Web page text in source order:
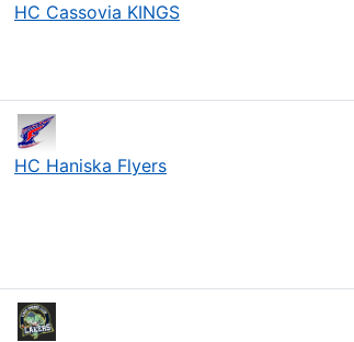
HC Cassovia KINGS
HC Haniska Flyers